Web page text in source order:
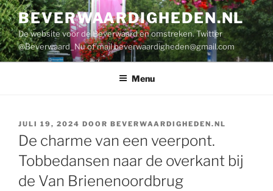
Ga
naar
de
inhoud
BEVERWAARDIGHEDEN.NL
De website voor de Beverwaard en omstreken. Twitter
@Beverwaard_Nu of mailbeverwaardigheden@gmail.com
Menu
GEPLAATST
OP
JULI 19, 2024 DOOR BEVERWAARDIGHEDEN.NL
De charme van een veerpont.
Tobbedansen naar de overkant bij
de Van Brienenoordbrug